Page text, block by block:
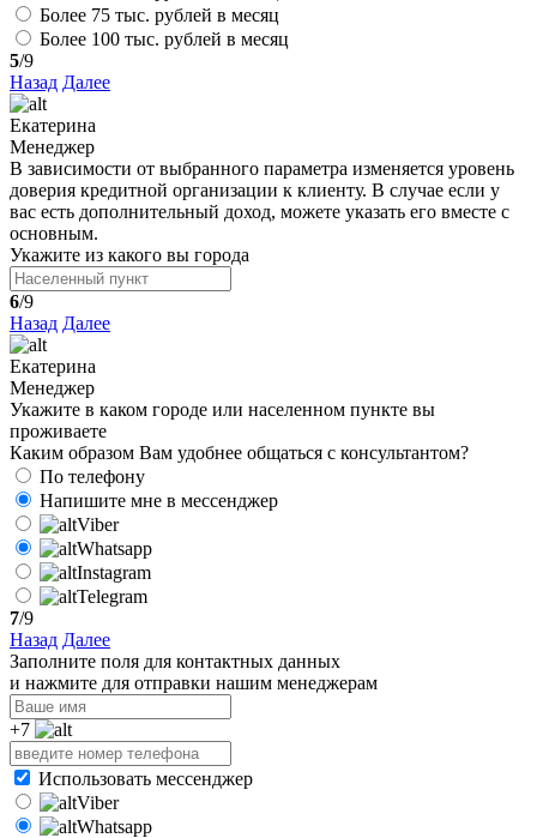
Более 75 тыс. рублей в месяц
Более 100 тыс. рублей в месяц
5/9
Назад Далее
Екатерина
Менеджер
В зависимости от выбранного параметра изменяется уровень
доверия кредитной организации к клиенту. В случае если у
вас есть дополнительный доход, можете указать его вместе с
основным.
Укажите из какого вы города
6/9
Назад Далее
Екатерина
Менеджер
Укажите в каком городе или населенном пункте вы
проживаете
Каким образом Вам удобнее общаться с консультантом?
По телефону
Напишите мне в мессенджер
Viber
Whatsapp
Instagram
Telegram
7/9
Назад Далее
Заполните поля для контактных данных
и нажмите для отправки нашим менеджерам
+7
Использовать мессенджер
Viber
Whatsapp